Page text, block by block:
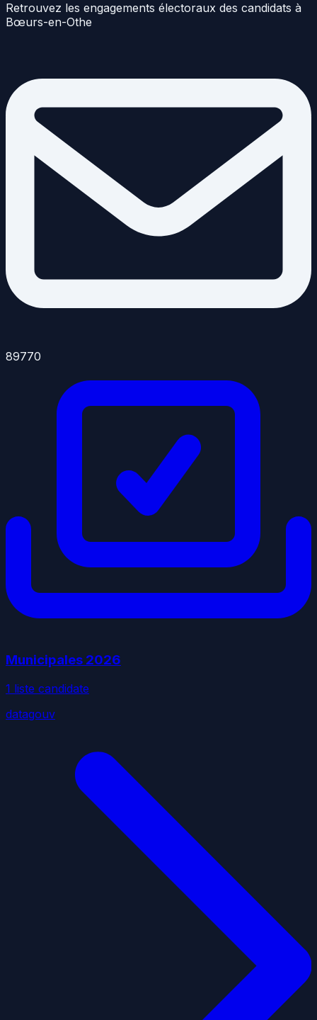
Retrouvez les engagements électoraux des candidats à
Bœurs-en-Othe
89770
Municipales 2026
1 liste candidate
datagouv